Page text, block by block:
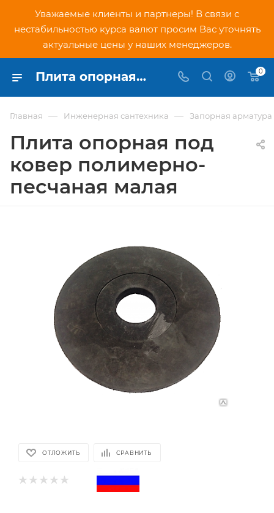
Уважаемые клиенты и партнеры! В связи с
нестабильностью курса валют просим Вас уточнять
актуальные цены у наших менеджеров.
Плита опорная под ковер полимерно-песчаная малая - купить по низкой цене в Москве, интернет-магазин PNDtech.ru 0
Главная — Инженерная сантехника — Запорная арматура
Плита опорная под
ковер полимерно-
песчаная малая
ОТЛОЖИТЬ СРАВНИТЬ